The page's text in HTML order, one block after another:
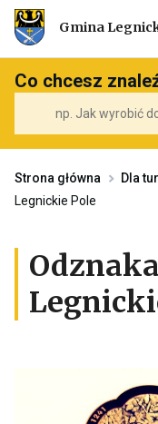
Przekierowuje
do
strony
głównej
Gmina
Co chcesz
Strona główna Dla
Legnickie Pole